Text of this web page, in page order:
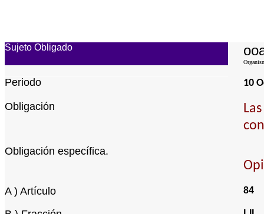
Sujeto Obligado
Periodo 10
Obligación
Obligación específica.
A ) Artículo 84